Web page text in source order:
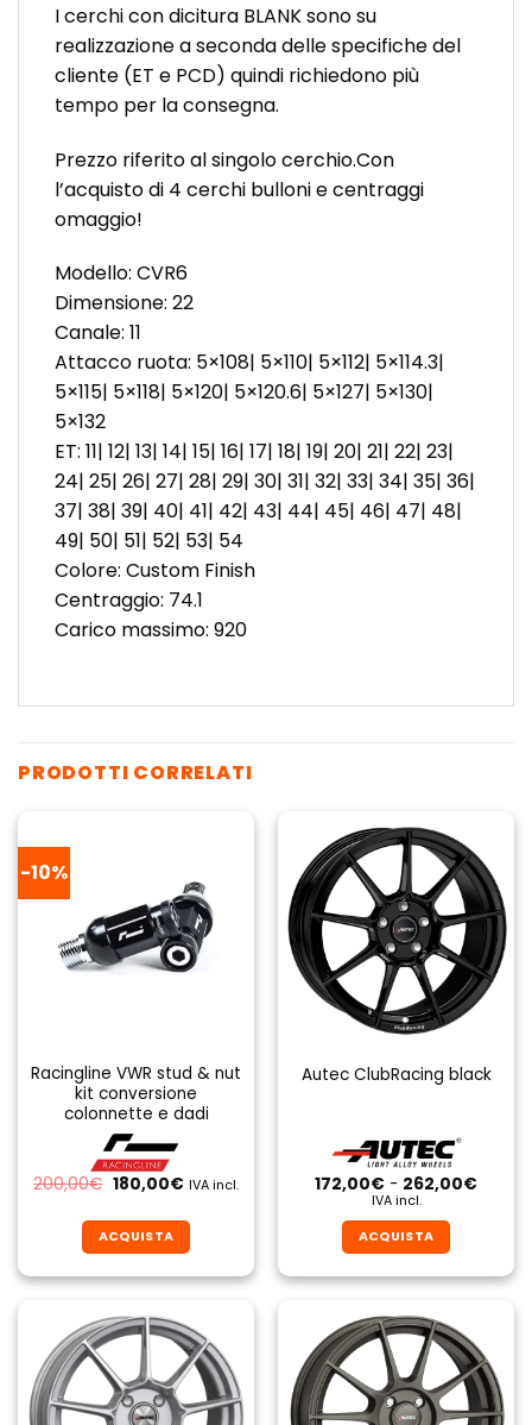
I cerchi con dicitura BLANK sono su
realizzazione a seconda delle specifiche del
cliente (ET e PCD) quindi richiedono più
tempo per la consegna.
Prezzo riferito al singolo cerchio.Con
l’acquisto di 4 cerchi bulloni e centraggi
omaggio!
Modello: CVR6
Dimensione: 22
Canale: 11
Attacco ruota: 5×108| 5×110| 5×112| 5×114.3|
5×115| 5×118| 5×120| 5×120.6| 5×127| 5×130|
5×132
ET: 11| 12| 13| 14| 15| 16| 17| 18| 19| 20| 21| 22| 23|
24| 25| 26| 27| 28| 29| 30| 31| 32| 33| 34| 35| 36|
37| 38| 39| 40| 41| 42| 43| 44| 45| 46| 47| 48|
49| 50| 51| 52| 53| 54
Colore: Custom Finish
Centraggio: 74.1
Carico massimo: 920
PRODOTTI CORRELATI
-10%
Racingline VWR stud & nut
kit conversione
colonnette e dadi
200,00€ Il
prezzo
era:
200,00€.
180,00€Il
è:
180,00€.
IVA incl.
ACQUISTA
prodotto
ha
più
varianti.
Le
opzioni
Autec ClubRacing black
172,00€ - 262,00€Fascia
IVA incl.
ACQUISTA
prodotto
ha
più
varianti.
Le
opzioni